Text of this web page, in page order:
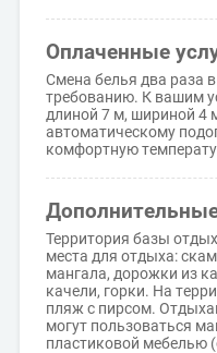
Оплаченные
Смена белья два раза
требованию. К вашим
длиной 7 м, шириной 4
автоматическому
комфортную
Территория базы
места для отдыха:
мангала, дорожки из
качели, горки. На
пляж с пирсом.
могут пользоваться
пластиковой мебелью